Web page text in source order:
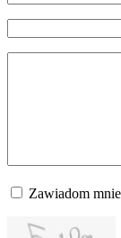
Zawiadom